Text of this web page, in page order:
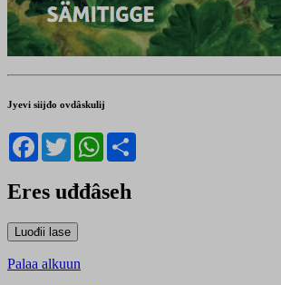
Jyevi siijđo ovdâskulij
Facebook
TwitterWhatsApp
Eres uđđâseh
Palaa alkuun